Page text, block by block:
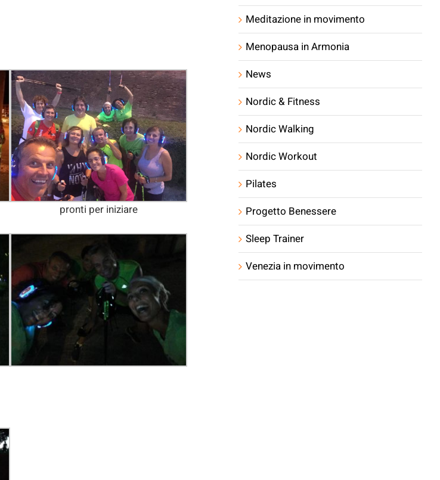
pronti per iniziare
Meditazione in movimento
Menopausa in Armonia
News
Nordic & Fitness
Nordic Walking
Nordic Workout
Pilates
Progetto Benessere
Sleep Trainer
Venezia in movimento